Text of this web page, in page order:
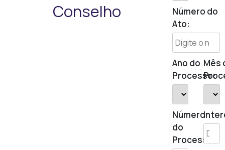
Conselho
Número do
Ato:
Ano do
Processo:
Mês
Número
do
Processo: